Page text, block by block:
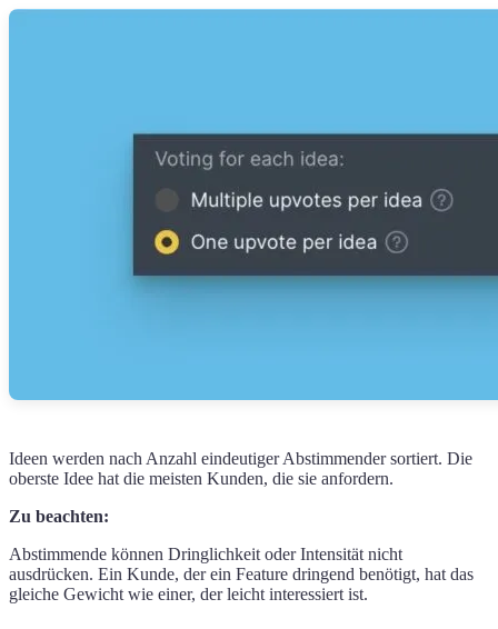
Ideen werden nach Anzahl eindeutiger Abstimmender sortiert. Die
oberste Idee hat die meisten Kunden, die sie anfordern.
Zu beachten:
Abstimmende können Dringlichkeit oder Intensität nicht
ausdrücken. Ein Kunde, der ein Feature dringend benötigt, hat das
gleiche Gewicht wie einer, der leicht interessiert ist.